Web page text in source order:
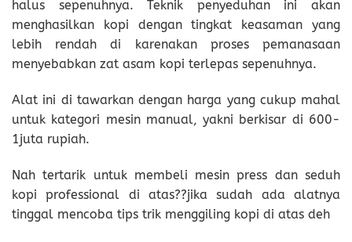
halus sepenuhnya. Teknik penyeduhan ini akan
menghasilkan kopi dengan tingkat keasaman yang
lebih rendah di karenakan proses pemanasaan
menyebabkan zat asam kopi terlepas sepenuhnya.
Alat ini di tawarkan dengan harga yang cukup mahal
untuk kategori mesin manual, yakni berkisar di 600-
1juta rupiah.
Nah tertarik untuk membeli mesin press dan seduh
kopi professional di atas??jika sudah ada alatnya
tinggal mencoba tips trik menggiling kopi di atas deh